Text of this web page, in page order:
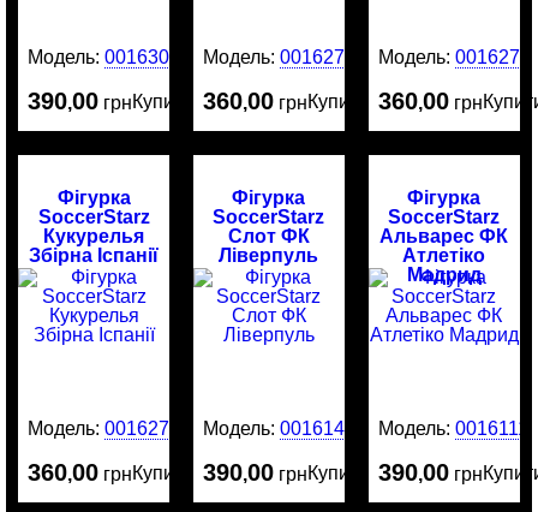
Модель:0016303
390,00 грнКупити
Модель:0016275
360,00 грнКупити
Модель: 0016274
360,00 грн
Фігурка
SoccerStarz
Кукурелья
Збірна Іспанії
Модель:0016273
360,00 грнКупити
Фігурка
SoccerStarz
Слот ФК
Ліверпуль
Модель:0016141
390,00 грнКупити
Фігурка
SoccerStarz
Альварес ФК
Атлетіко
Мадрид
Модель: 0016111
390,00 грн